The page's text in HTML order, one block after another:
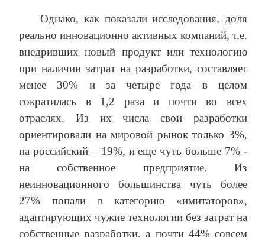
Однако, как показали исследования, доля
реально инновационно активных компаний, т.е.
внедривших новый продукт или технологию
при наличии затрат на разработки, составляет
менее 30% и за четыре года в целом
сократилась в 1,2 раза и почти во всех
отраслях. Из их числа свои разработки
ориентировали на мировой рынок только 3%,
на российский – 19%, и еще чуть больше 7% -
на собственное предприятие. Из
неинновационного большинства чуть более
27% попали в категорию «имитаторов»,
адаптирующих чужие технологии без затрат на
собственные разработки, а почти 44% совсем